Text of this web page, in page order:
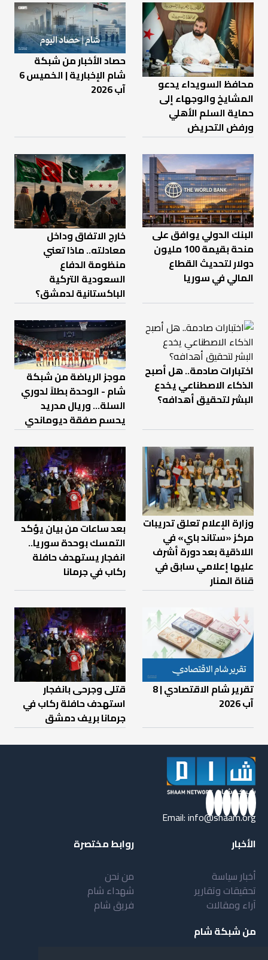
محافظ السويداء يدعو
المشايخ والوجهاء إلى
حماية السلم الأهلي
ورفض التحريض
حصاد الأخبار من شبكة
شام الإخبارية | الخميس 6
آب 2026
البنك الدولي يوافق على
منحة بقيمة 100 مليون
دولار لتحديث القطاع
المالي في سوريا
خارج الاتفاق وداخل
معادلته.. ماذا تعني
منظومة الدفاع
السعودية التركية
الباكستانية لدمشق؟
اختبارات صادمة.. هل أصبح
الذكاء الاصطناعي يخدع
البشر لتحقيق أهدافه؟
موجز الرياضة من شبكة
شام - الوحدة بطلاً لدوري
السلة... وريال مدريد
يحسم صفقة ديوماندي
وزارة الإعلام تعلق تدريبات
مركز «ستاند باي» في
اللاذقية بعد دورة أشرف
عليها إعلامي سابق في
قناة المنار
بعد ساعات من بيان يؤكد
التمسك بوحدة سوريا..
انفجار يستهدف حافلة
ركاب في جرمانا
تقرير شام الاقتصادي | 8
آب 2026
قتلى وجرحى بانفجار
استهدف حافلة ركاب في
جرمانا بريف دمشق
Email:info@shaam.org
الأخبار
أخبار سياسة
تحقيقات وتقارير
آراء ومقالات
روابط مختصرة
من نحن
شهداء شام
فريق شام
من شبكة شام